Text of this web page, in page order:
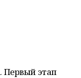
Первый этап